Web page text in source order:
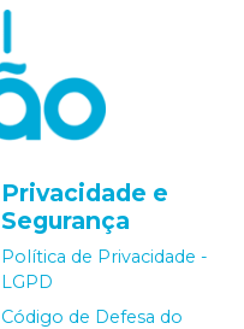
Privacidade e
Segurança
Política de Privacidade -
LGPD
Código de Defesa do